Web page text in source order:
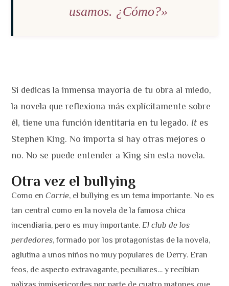
usamos. ¿Cómo?»
Si dedicas la inmensa mayoría de tu obra al miedo,
la novela que reflexiona más explícitamente sobre
él, tiene una función identitaria en tu legado. It es
Stephen King. No importa si hay otras mejores o
no. No se puede entender a King sin esta novela.
Otra vez el bullying
Como enCarrie, el bullying es un tema importante. No es
tan central como en la novela de la famosa chica
incendiaria, pero es muy importante. El club de los
perdedores, formado por los protagonistas de la novela,
aglutina a unos niños no muy populares de Derry. Eran
feos, de aspecto extravagante, peculiares… y recibían